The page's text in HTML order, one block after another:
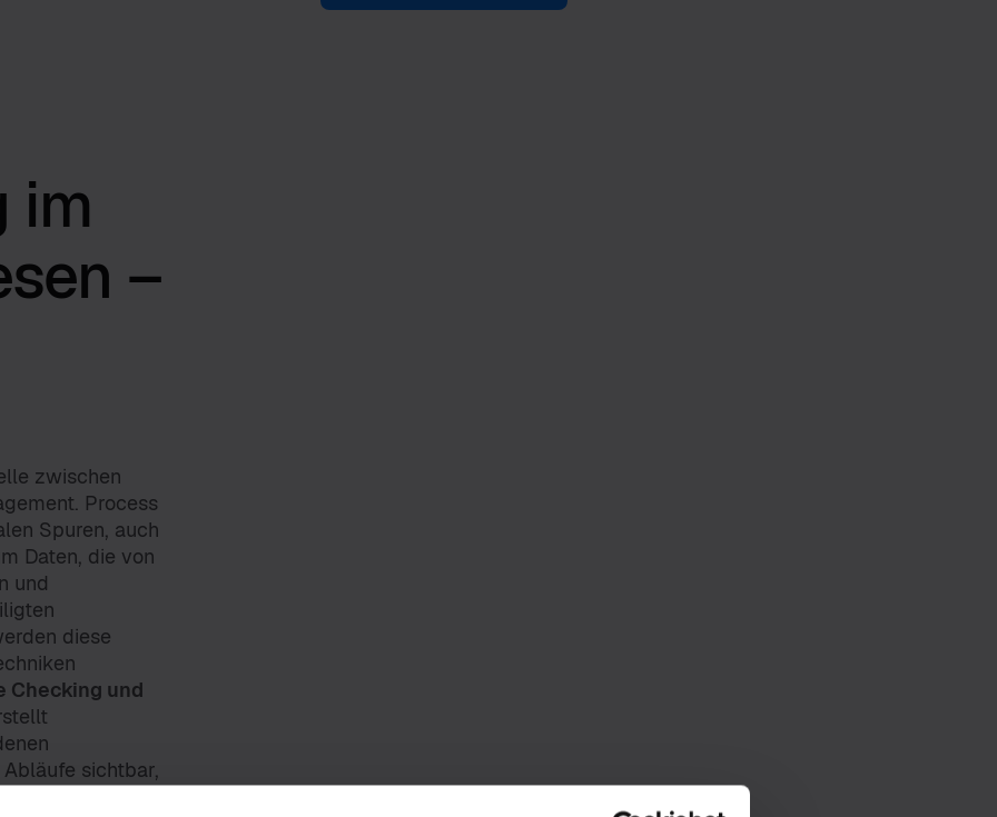
im
–
zwischen
Process
Spuren, auch
Daten, die von
und
diese
Checking und
sichtbar,
mit